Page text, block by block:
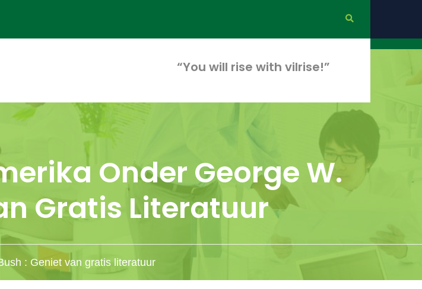
“You will rise with vilrise!”
Onder George W.
Gratis Literatuur
: Geniet van gratis literatuur